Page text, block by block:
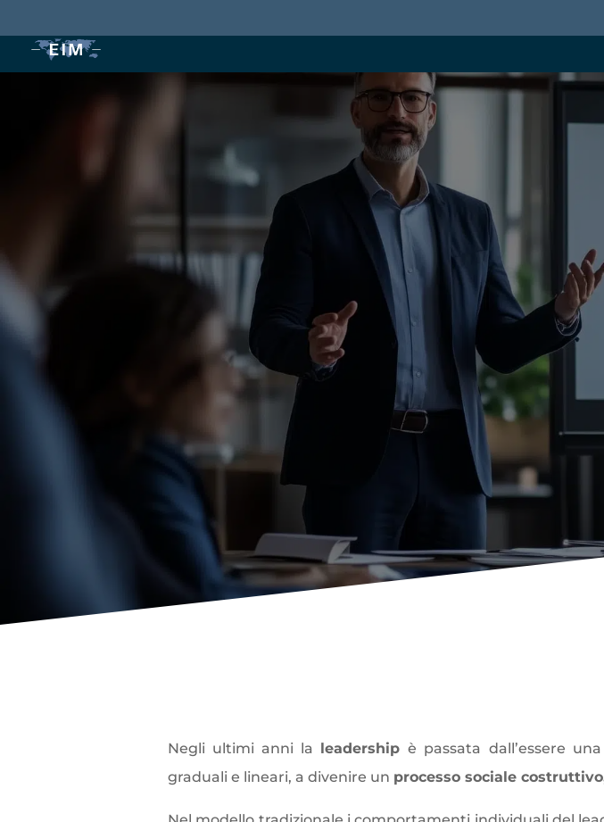
Il profilo
del
Negli ultimi anni la leadershipè passata dall’essere
graduali e lineari, a divenire un processo sociale